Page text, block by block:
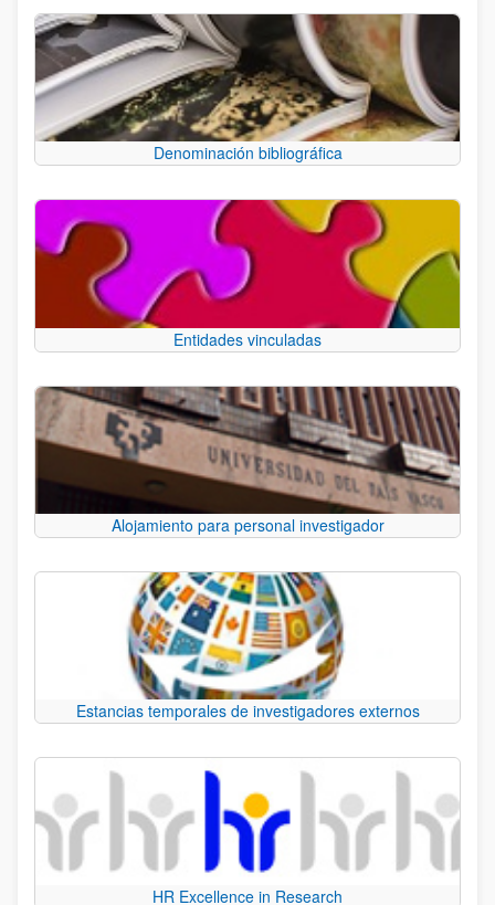
Denominación bibliográfica
Entidades vinculadas
Alojamiento para personal investigador
Estancias temporales de investigadores externos
HR Excellence in Research